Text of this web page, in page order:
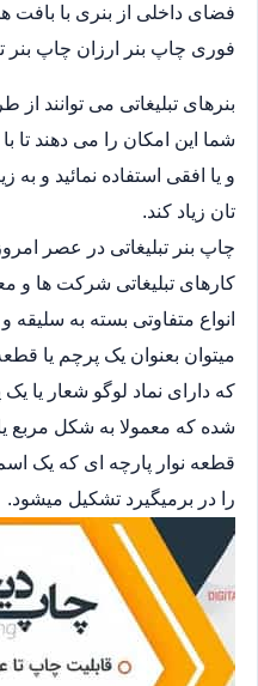
فضای داخلی از بنری با بافت
فوری چاپ بنر ارزان چاپ بنر
بنرهای تبلیغاتی می توانند
شما این امکان را می دهند تا
و یا افقی استفاده نمائید و به
تان زیاد کند.
چاپ بنر تبلیغاتی در عصر
کارهای تبلیغاتی شرکت ها
انواع متفاوتی بسته به سلیقه
میتوان بعنوان یک پرچم یا
که دارای نماد لوگو شعار یا
شده که معمولا به شکل
قطعه نوار پارچه ای که یک اسم
را در برمیگیرد تشکیل میشود.